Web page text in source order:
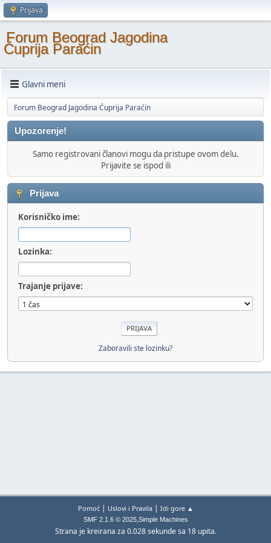
Prijava
Forum Beograd Jagodina
Ćuprija Paraćin
Glavni meni
Forum Beograd Jagodina Ćuprija Paraćin
Upozorenje!
Samo registrovani članovi mogu da pristupe ovom delu.
Prijavite se ispod ili
Prijava
Korisničko ime:
Lozinka:
Trajanje prijave:
Zaboravili ste lozinku?
Pomoć| Uslovi i Pravila| Idi gore ▲
SMF 2.1.6 © 2025,Simple Machines
Strana je kreirana za 0.028 sekunde sa 18 upita.